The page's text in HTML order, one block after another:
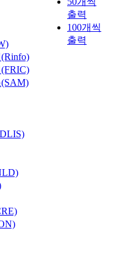
출력
100개씩
출력